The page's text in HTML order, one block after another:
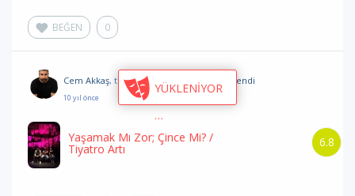
YÜKLENİYOR
BEĞEN 0
Cem Akkaş, tiyatroyu izleme listesine eklendi
10 yıl önce
6.8
Yaşamak Mı Zor; Çince Mi? /
Tiyatro Artı